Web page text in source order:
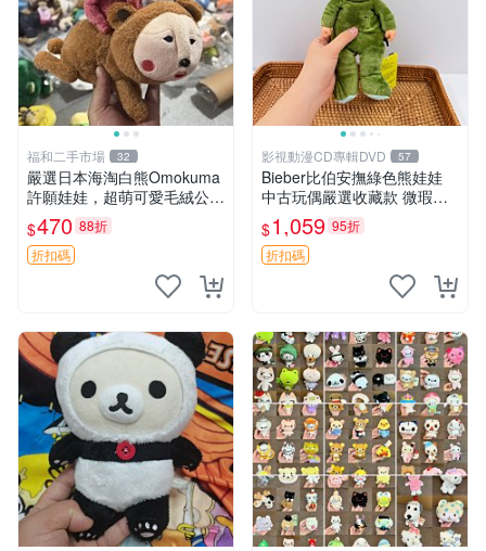
福和二手市場 32
嚴選日本海淘白熊Omokuma
許願娃娃，超萌可愛毛絨公仔
推薦收藏 白熊 Omokuma 毛
絨玩具 偽裝娃娃 玩具擺飾
$470 88折
折扣碼
影視動漫CD專輯DVD 57
Bieber比伯安撫綠色熊娃娃
中古玩偶嚴選收藏款 微瑕輕
度使用 Bieber綠熊娃娃 中古
玩偶 微瑕
$1,059 95折
折扣碼